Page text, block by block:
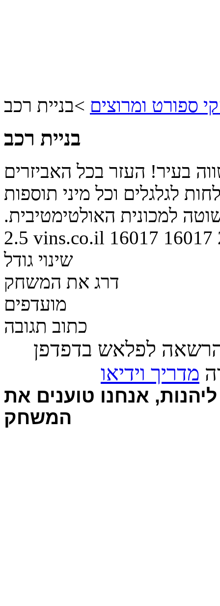
ספורט ומרוצים >בניית רכב
בניית רכב
בעיר! העזר בכל האביזרים
לגלגלים וכל מיני תוספות
למכונית האולטימטיבית.
2.5 vins.co.il 16017 16017
שינוי גודל
דרג את המשחק
מועדפים
כתוב תגובה
לפלאש בדפדפן
מדריך וידיאו
אנחנו טוענים את
המשחק